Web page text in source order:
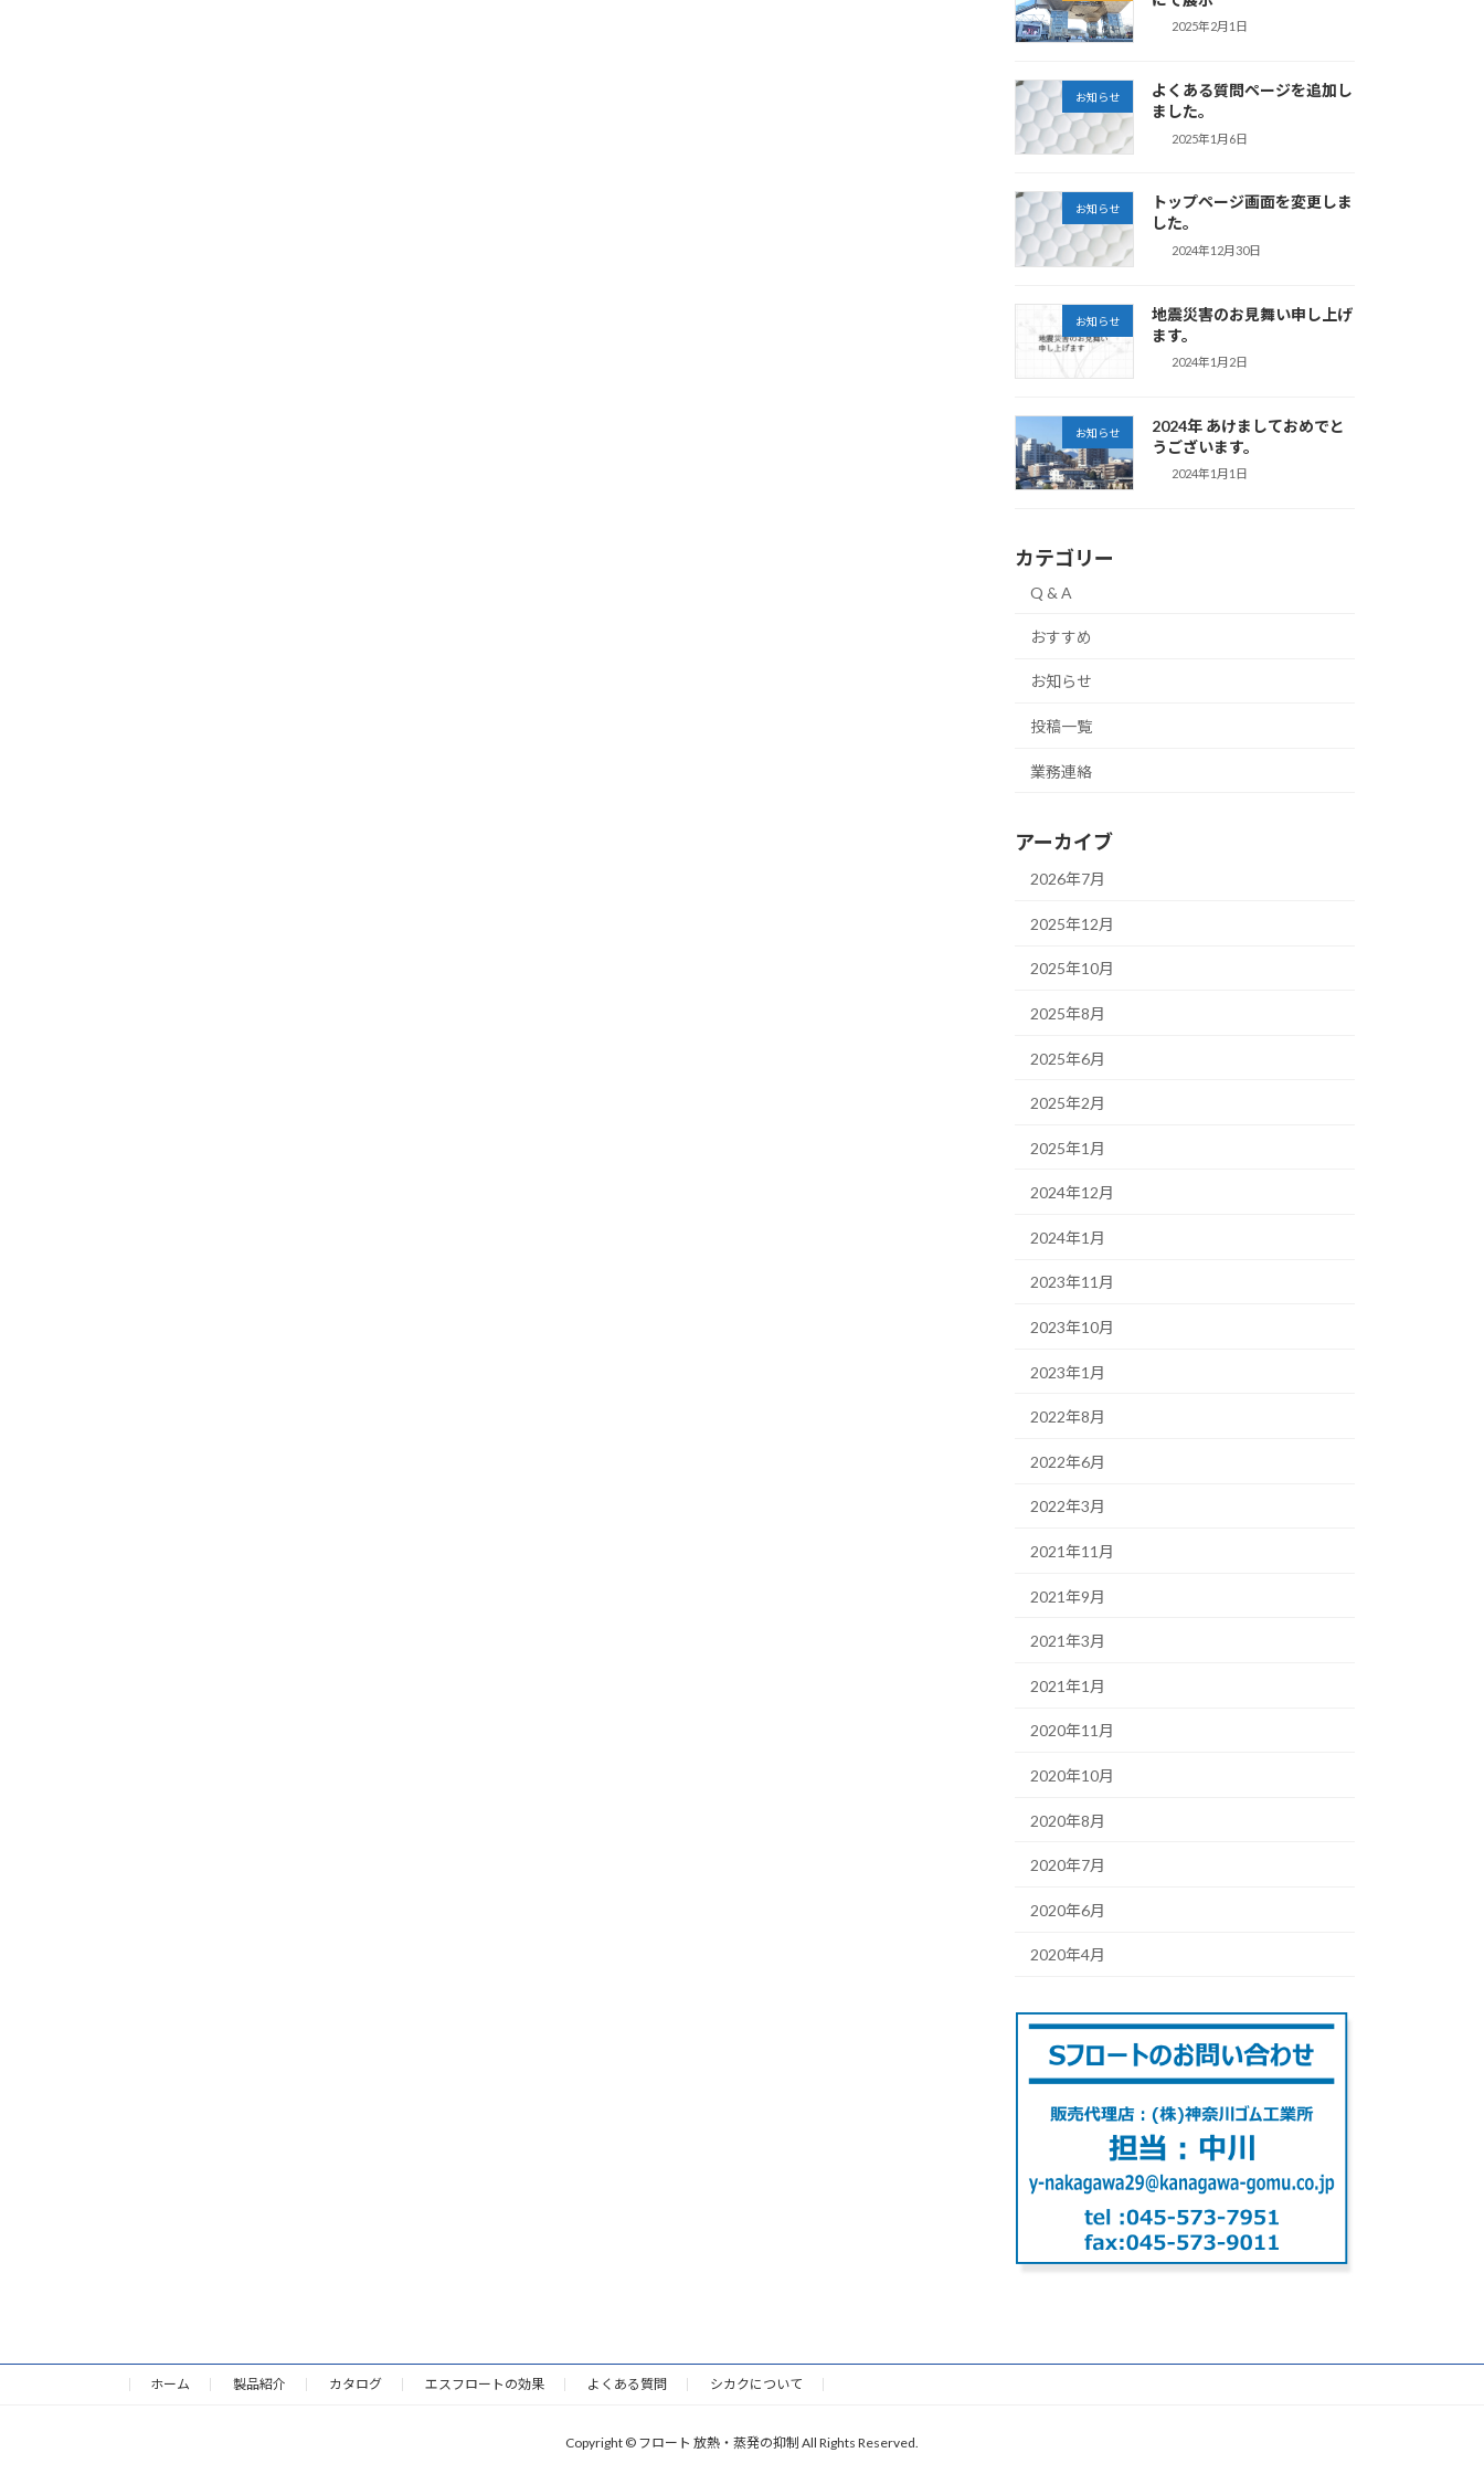
2025年2月1日
お知らせ
よくある質問ページを追加し
ました。
2025年1月6日
お知らせ
トップページ画面を変更しま
した。
2024年12月30日
お知らせ
地震災害のお見舞い申し上げ
ます。
2024年1月2日
お知らせ
2024年 あけましておめでと
うございます。
2024年1月1日
カテゴリー
Q & A
おすすめ
お知らせ
投稿一覧
業務連絡
アーカイブ
2026年7月
2025年12月
2025年10月
2025年8月
2025年6月
2025年2月
2025年1月
2024年12月
2024年1月
2023年11月
2023年10月
2023年1月
2022年8月
2022年6月
2022年3月
2021年11月
2021年9月
2021年3月
2021年1月
2020年11月
2020年10月
2020年8月
2020年7月
2020年6月
2020年4月
ホーム 製品紹介 カタログ エスフロートの効果 よくある質問 シカクについて
Copyright © フロート 放熱・蒸発の抑制 All Rights Reserved.